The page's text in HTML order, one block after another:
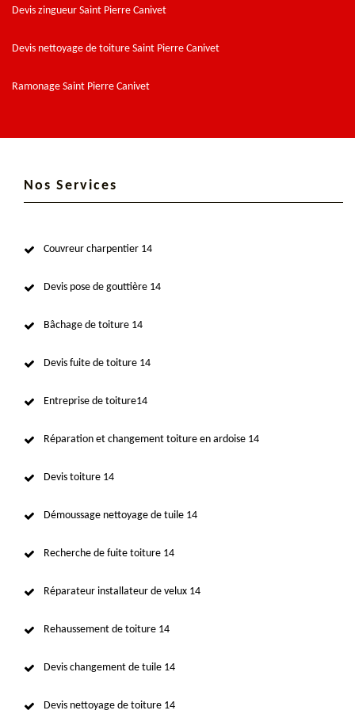
Devis zingueur Saint Pierre Canivet
Devis nettoyage de toiture Saint Pierre Canivet
Ramonage Saint Pierre Canivet
Nos Services
Couvreur charpentier 14
Devis pose de gouttière 14
Bâchage de toiture 14
Devis fuite de toiture 14
Entreprise de toiture14
Réparation et changement toiture en ardoise 14
Devis toiture 14
Démoussage nettoyage de tuile 14
Recherche de fuite toiture 14
Réparateur installateur de velux 14
Rehaussement de toiture 14
Devis changement de tuile 14
Devis nettoyage de toiture 14